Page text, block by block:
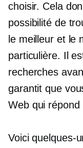
choisir. Cela
possibilité de
le meilleur et le
particulière. Il
recherches
garantit que
Web qui répond
Voici quelques-